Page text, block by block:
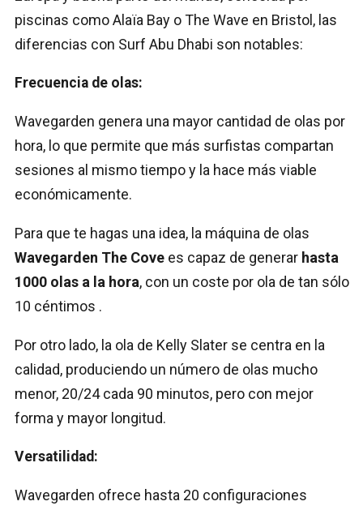
piscinas como Alaïa Bay o The Wave en Bristol, las
diferencias con Surf Abu Dhabi son notables:
Frecuencia de olas:
Wavegarden genera una mayor cantidad de olas por
hora, lo que permite que más surfistas compartan
sesiones al mismo tiempo y la hace más viable
económicamente.
Para que te hagas una idea, la máquina de olas
Wavegarden The Cove es capaz de generar hasta
1000 olas a la hora, con un coste por ola de tan sólo
10 céntimos .
Por otro lado, la ola de Kelly Slater se centra en la
calidad, produciendo un número de olas mucho
menor, 20/24 cada 90 minutos, pero con mejor
forma y mayor longitud.
Versatilidad:
Wavegarden ofrece hasta 20 configuraciones